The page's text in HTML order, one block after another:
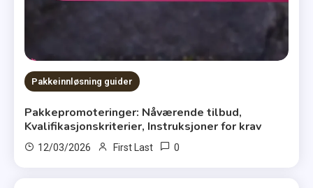
Pakkeinnløsning guider
Pakkepromoteringer: Nåværende tilbud,
Kvalifikasjonskriterier, Instruksjoner for krav
12/03/2026 First Last 0